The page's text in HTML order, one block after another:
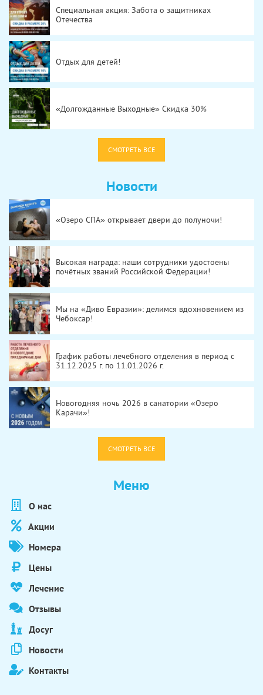
Специальная акция: Забота о защитниках
Отечества
Отдых для детей!
«Долгожданные Выходные» Скидка 30%
СМОТРЕТЬ ВСЕ
Новости
«Озеро СПА» открывает двери до полуночи!
Высокая награда: наши сотрудники удостоены
почётных званий Российской Федерации!
Мы на «Диво Евразии»: делимся вдохновением из
Чебоксар!
График работы лечебного отделения в период с
31.12.2025 г. по 11.01.2026 г.
Новогодняя ночь 2026 в санатории «Озеро
Карачи»!
СМОТРЕТЬ ВСЕ
Меню
О нас
Акции
Номера
Цены
Лечение
Отзывы
Досуг
Новости
Контакты